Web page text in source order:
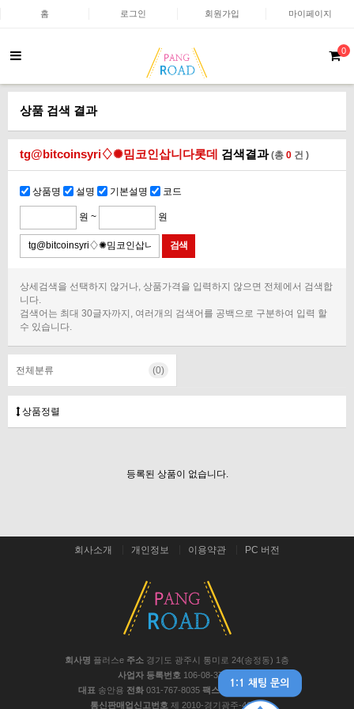
홈 로그인 회원가입 마이페이지
0
상품 검색 결과
tg@bitcoinsyri♢✺밈코인삽니다롯데 검색결과(총 0 건 )
상품명 설명 기본설명 코드
원 ~ 원
상세검색을 선택하지 않거나, 상품가격을 입력하지 않으면 전체에서 검색합
니다.
검색어는 최대 30글자까지, 여러개의 검색어를 공백으로 구분하여 입력 할
수 있습니다.
전체분류 (0)
상품정렬
등록된 상품이 없습니다.
회사소개 개인정보 이용약관 PC 버전
회사명 플러스e 주소 경기도 광주시 통미로 24(송정동) 1층
사업자 등록번호 106-08-37441
대표 송안용 전화 031-767-8035 팩스 031-767-8048
통신판매업신고번호 제 2010-경기광주-467호